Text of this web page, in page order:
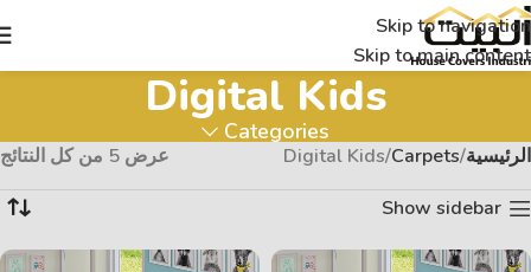
Skip to navigation
Skip to main content
Digital Kids
Categories
الرئيسية Carpets
Digital Kids
عرض ⁦5⁩ من كل النتائج
Show sidebar